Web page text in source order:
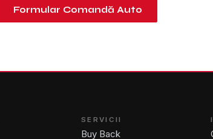
Formular Comandă Auto
SERVICII
Buy Back